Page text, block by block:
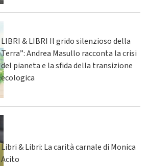
LIBRI & LIBRI Il grido silenzioso della
Terra”: Andrea Masullo racconta la crisi
del pianeta e la sfida della transizione
ecologica
Libri & Libri: La carità carnale di Monica
Acito